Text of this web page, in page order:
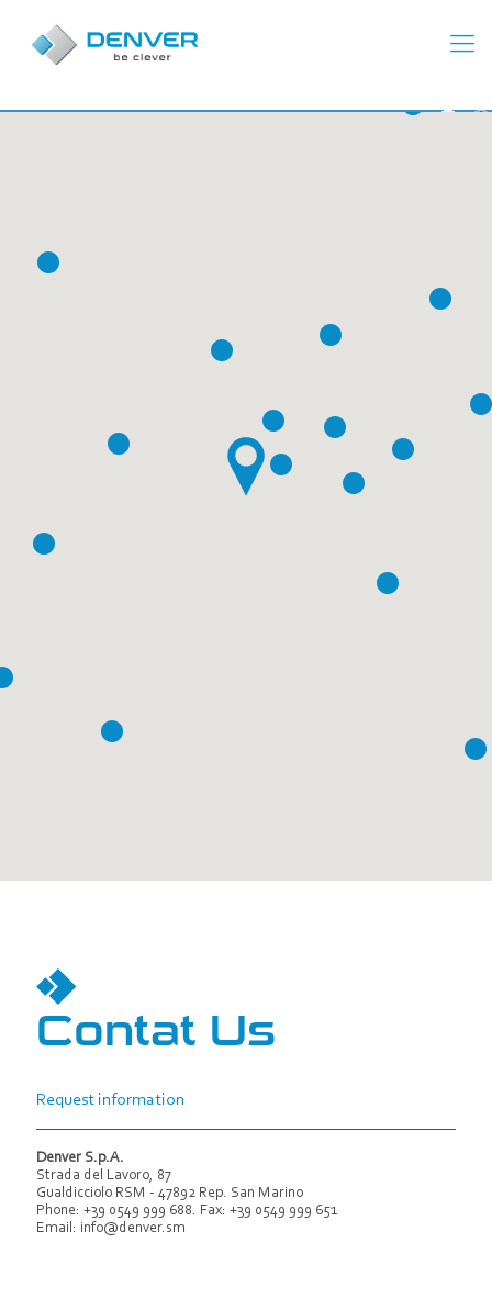
Contat Us
Request information
Denver S.p.A.
Strada del Lavoro, 87
Gualdicciolo RSM - 47892 Rep. San Marino
Phone: +39 0549 999 688. Fax: +39 0549 999 651
Email: info@denver.sm